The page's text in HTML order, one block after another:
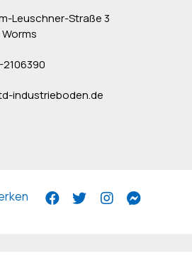
Leuschner-Straße 3
industrieboden.de